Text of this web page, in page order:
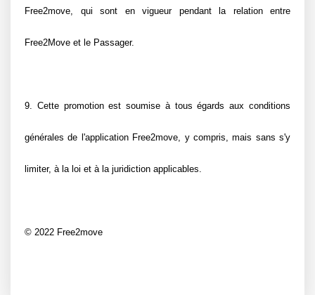
Free2move, qui sont en vigueur pendant la relation entre
Free2Move et le Passager.
9. Cette promotion est soumise à tous égards aux conditions
générales de l'application Free2move, y compris, mais sans s'y
limiter, à la loi et à la juridiction applicables.
© 2022 Free2move